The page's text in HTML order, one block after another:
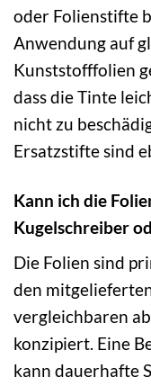
oder Folienstifte
Anwendung auf
Kunststofffolien
dass die Tinte
nicht zu
Ersatzstifte sind
Kann ich die
Kugelschreiber
Die Folien sind
den
vergleichbaren
konzipiert. Eine
kann dauerhafte